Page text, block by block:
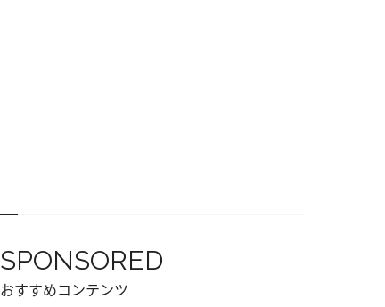
SPONSORED
おすすめコンテンツ